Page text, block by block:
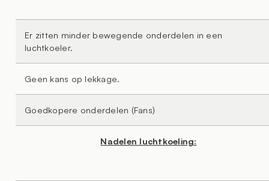
Er zitten minder bewegende onderdelen in een
luchtkoeler.
Geen kans op lekkage.
Goedkopere onderdelen (Fans)
Nadelen luchtkoeling: